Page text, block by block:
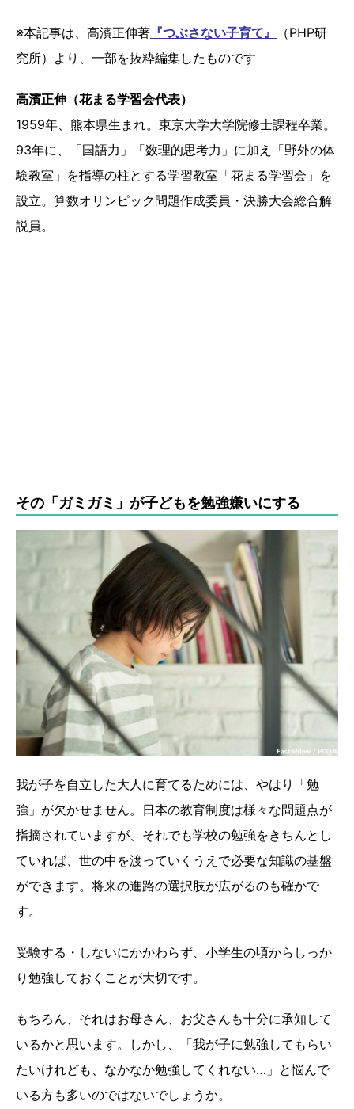
※本記事は、高濱正伸著 『つぶさない子育て』
（PHP研
究所）より、一部を抜粋編集したものです
高濱正伸（花まる学習会代表）
1959年、熊本県生まれ。東京大学大学院修士課程卒業。
93年に、「国語力」「数理的思考力」に加え「野外の体
験教室」を指導の柱とする学習教室「花まる学習会」を
設立。算数オリンピック問題作成委員・決勝大会総合解
説員。
その「ガミガミ」が子どもを勉強嫌いにする
我が子を自立した大人に育てるためには、やはり「勉
強」が欠かせません。日本の教育制度は様々な問題点が
指摘されていますが、それでも学校の勉強をきちんとし
ていれば、世の中を渡っていくうえで必要な知識の基盤
ができます。将来の進路の選択肢が広がるのも確かで
す。
受験する・しないにかかわらず、小学生の頃からしっか
り勉強しておくことが大切です。
もちろん、それはお母さん、お父さんも十分に承知して
いるかと思います。しかし、「我が子に勉強してもらい
たいけれども、なかなか勉強してくれない…」と悩んで
いる方も多いのではないでしょうか。